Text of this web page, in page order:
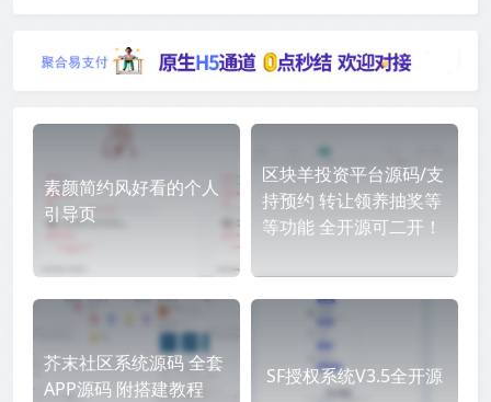
素颜简约风好看的个人
引导页
区块羊投资平台源码/支
持预约 转让领养抽奖等
等功能 全开源可二开！
芥末社区系统源码 全套
APP源码 附搭建教程
SF授权系统V3.5全开源